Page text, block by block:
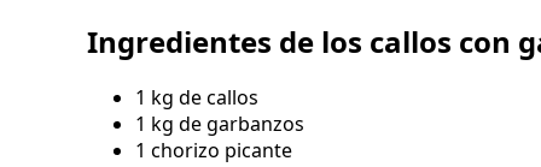
Ingredientes de los callos con
1 kg de callos
1 kg de garbanzos
1 chorizo picante